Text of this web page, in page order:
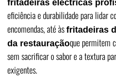
fritadeiras eléctricas
eficiência e durabilidade para lidar
encomendas, até às fritadeiras
da restauraçãoque permitem
sem sacrificar o sabor e a textura
exigentes.